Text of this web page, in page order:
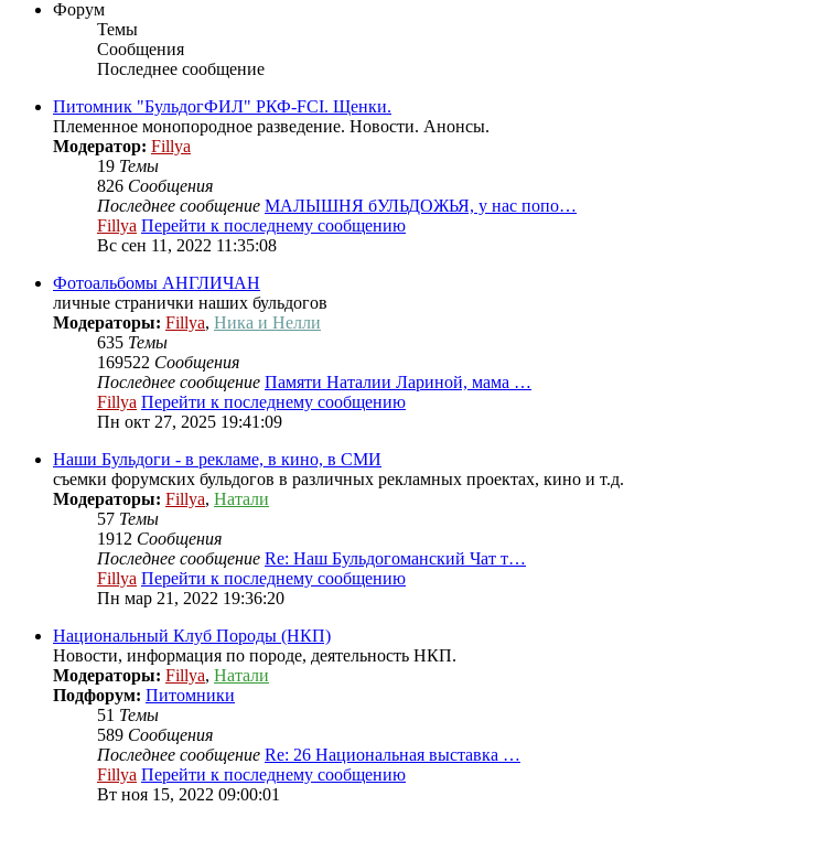
Форум
Темы
Сообщения
Последнее сообщение
Питомник "БульдогФИЛ" РКФ-FCI. Щенки.
Племенное монопородное разведение. Новости. Анонсы.
Модератор: Fillya
19 Темы
826 Сообщения
Последнее сообщение МАЛЫШНЯ бУЛЬДОЖЬЯ, у нас попо…
Fillya Перейти к последнему сообщению
Вс сен 11, 2022 11:35:08
Фотоальбомы АНГЛИЧАН
личные странички наших бульдогов
Модераторы: Fillya, Ника и Нелли
635 Темы
169522 Сообщения
Последнее сообщение Памяти Наталии Лариной, мама …
Fillya Перейти к последнему сообщению
Пн окт 27, 2025 19:41:09
Наши Бульдоги - в рекламе, в кино, в СМИ
съемки форумских бульдогов в различных рекламных проектах, кино и т.д.
Модераторы: Fillya, Натали
57 Темы
1912 Сообщения
Последнее сообщение Re: Наш Бульдогоманский Чат т…
Fillya Перейти к последнему сообщению
Пн мар 21, 2022 19:36:20
Национальный Клуб Породы (НКП)
Новости, информация по породе, деятельность НКП.
Модераторы: Fillya, Натали
Подфорум: Питомники
51 Темы
589 Сообщения
Последнее сообщение Re: 26 Национальная выставка …
Fillya Перейти к последнему сообщению
Вт ноя 15, 2022 09:00:01